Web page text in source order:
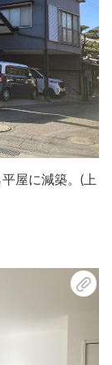
屋に減築。(上